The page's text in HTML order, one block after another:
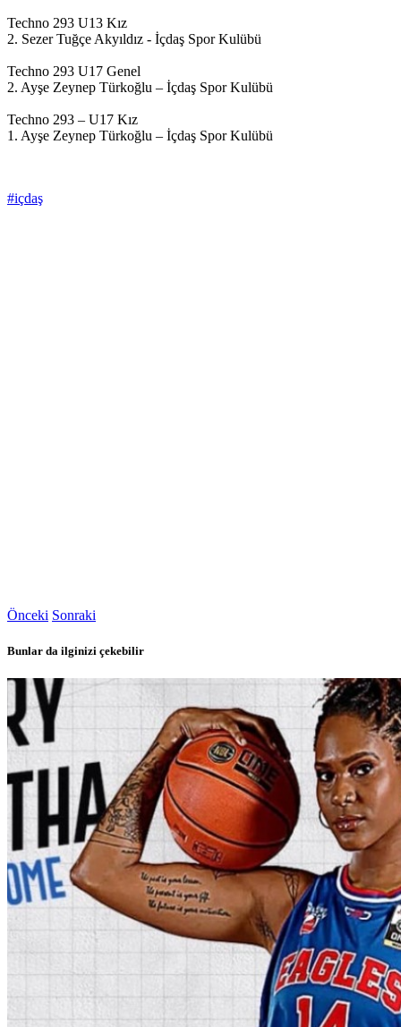
Techno 293 U13 Kız
2. Sezer Tuğçe Akyıldız - İçdaş Spor Kulübü
Techno 293 U17 Genel
2. Ayşe Zeynep Türkoğlu – İçdaş Spor Kulübü
Techno 293 – U17 Kız
1. Ayşe Zeynep Türkoğlu – İçdaş Spor Kulübü
#içdaş
Önceki Sonraki
Bunlar da ilginizi çekebilir